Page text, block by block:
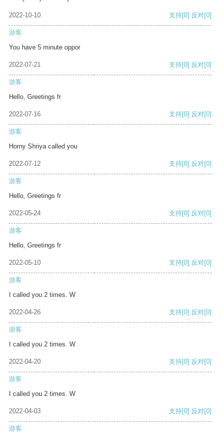
2022-10-10 支持[0] 反对[0]
游客
You have 5 minute oppor
2022-07-21 支持[0] 反对[0]
游客
Hello, Greetings fr
2022-07-16 支持[0] 反对[0]
游客
Horny Shriya called you
2022-07-12 支持[0] 反对[0]
游客
Hello, Greetings fr
2022-05-24 支持[0] 反对[0]
游客
Hello, Greetings fr
2022-05-10 支持[0] 反对[0]
游客
I called you 2 times. W
2022-04-26 支持[0] 反对[0]
游客
I called you 2 times. W
2022-04-20 支持[0] 反对[0]
游客
I called you 2 times. W
2022-04-03 支持[0] 反对[0]
游客